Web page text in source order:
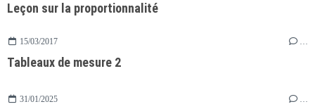
Leçon sur la proportionnalité
15/03/2017
Tableaux de mesure 2
31/01/2025 …